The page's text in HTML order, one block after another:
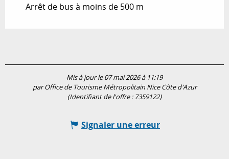
Arrêt de bus à moins de 500 m
Mis à jour le 07 mai 2026 à 11:19
par Office de Tourisme Métropolitain Nice Côte d'Azur
(Identifiant de l'offre : 7359122)
Signaler une erreur